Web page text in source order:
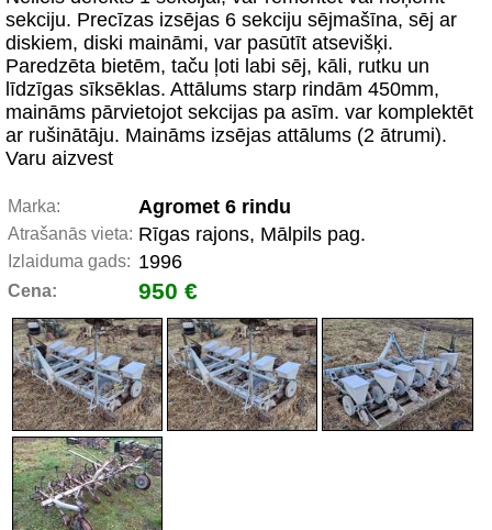
sekciju. Precīzas izsējas 6 sekciju sējmašīna, sēj ar
diskiem, diski maināmi, var pasūtīt atsevišķi.
Paredzēta bietēm, taču ļoti labi sēj, kāli, rutku un
līdzīgas sīksēklas. Attālums starp rindām 450mm,
maināms pārvietojot sekcijas pa asīm. var komplektēt
ar rušinātāju. Maināms izsējas attālums (2 ātrumi).
Varu aizvest
Marka: Agromet 6 rindu
Atrašanās vieta: Rīgas rajons, Mālpils pag.
Izlaiduma gads: 1996
Cena: 950 €